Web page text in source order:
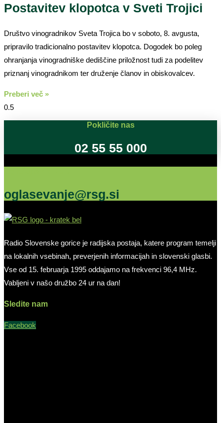
Postavitev klopotca v Sveti Trojici
Društvo vinogradnikov Sveta Trojica bo v soboto, 8. avgusta,
pripravilo tradicionalno postavitev klopotca. Dogodek bo poleg
ohranjanja vinogradniške dediščine priložnost tudi za podelitev
priznanj vinogradnikom ter druženje članov in obiskovalcev.
Preberi več »
Pokličite nas
02 55 55 000
oglasevanje@rsg.si
Radio Slovenske gorice je radijska postaja, katere program temelji
na lokalnih vsebinah, preverjenih informacijah in slovenski glasbi.
Vse od 15. februarja 1995 oddajamo na frekvenci 96,4 MHz.
Vabljeni v našo družbo 24 ur na dan!
Sledite nam
Facebook